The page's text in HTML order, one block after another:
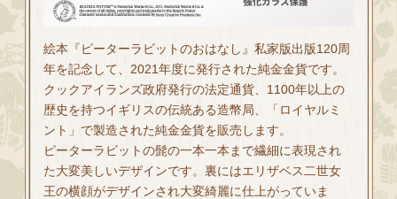
絵本『ピーターラビットのおはなし』私家版出版120周
年を記念して、2021年度に発行された純金金貨です。
クックアイランズ政府発行の法定通貨、1100年以上の
歴史を持つイギリスの伝統ある造幣局、「ロイヤルミ
ント」で製造された純金金貨を販売します。
ピーターラビットの髭の一本一本まで繊細に表現され
た大変美しいデザインです。裏にはエリザベス二世女
王の横顔がデザインされ大変綺麗に仕上がっていま